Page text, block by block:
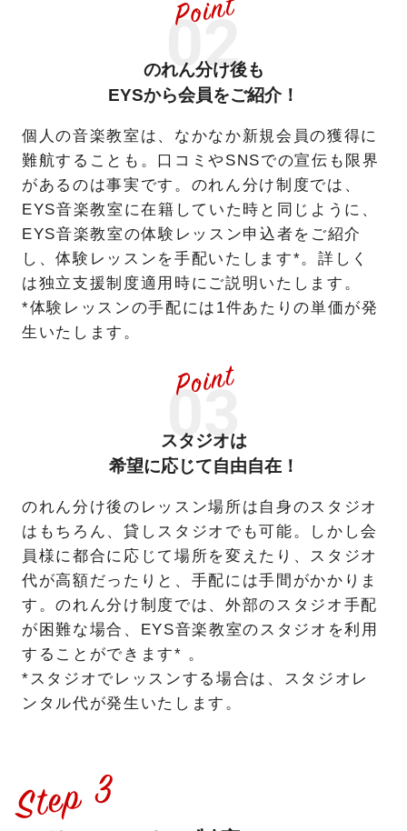
のれん分け後も
EYSから会員をご紹介！
個人の音楽教室は、なかなか新規会員の獲得に
難航することも。口コミやSNSでの宣伝も限界
があるのは事実です。のれん分け制度では、
EYS音楽教室に在籍していた時と同じように、
EYS音楽教室の体験レッスン申込者をご紹介
し、体験レッスンを手配いたします*。詳しく
は独立支援制度適用時にご説明いたします。
*体験レッスンの手配には1件あたりの単価が発
生いたします。
スタジオは
希望に応じて自由自在！
のれん分け後のレッスン場所は自身のスタジオ
はもちろん、貸しスタジオでも可能。しかし会
員様に都合に応じて場所を変えたり、スタジオ
代が高額だったりと、手配には手間がかかりま
す。のれん分け制度では、外部のスタジオ手配
が困難な場合、EYS音楽教室のスタジオを利用
することができます* 。
*スタジオでレッスンする場合は、スタジオレ
ンタル代が発生いたします。